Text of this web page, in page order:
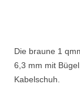
Die braune 1
6,3 mm mit
Kabelschuh.